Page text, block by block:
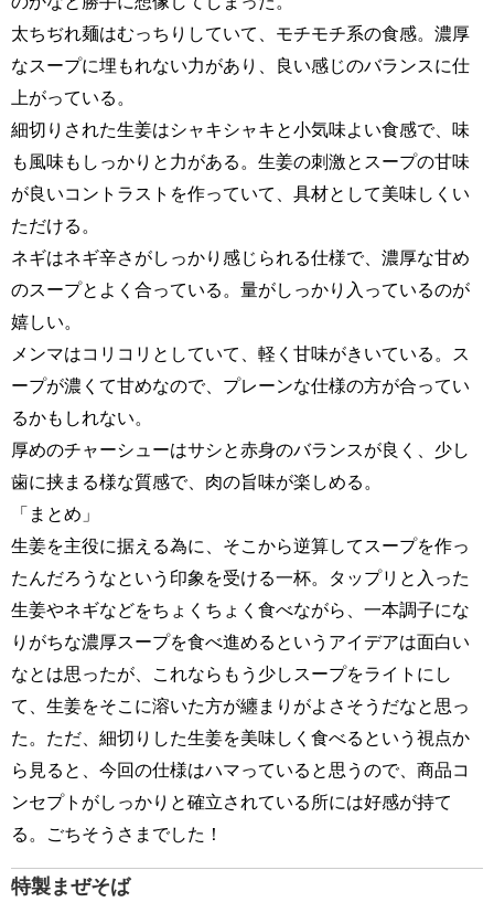
太ちぢれ麺はむっちりしていて、モチモチ系の食感。濃厚
なスープに埋もれない力があり、良い感じのバランスに仕
上がっている。
細切りされた生姜はシャキシャキと小気味よい食感で、味
も風味もしっかりと力がある。生姜の刺激とスープの甘味
が良いコントラストを作っていて、具材として美味しくい
ただける。
ネギはネギ辛さがしっかり感じられる仕様で、濃厚な甘め
のスープとよく合っている。量がしっかり入っているのが
嬉しい。
メンマはコリコリとしていて、軽く甘味がきいている。ス
ープが濃くて甘めなので、プレーンな仕様の方が合ってい
るかもしれない。
厚めのチャーシューはサシと赤身のバランスが良く、少し
歯に挟まる様な質感で、肉の旨味が楽しめる。
「まとめ」
生姜を主役に据える為に、そこから逆算してスープを作っ
たんだろうなという印象を受ける一杯。タップリと入った
生姜やネギなどをちょくちょく食べながら、一本調子にな
りがちな濃厚スープを食べ進めるというアイデアは面白い
なとは思ったが、これならもう少しスープをライトにし
て、生姜をそこに溶いた方が纏まりがよさそうだなと思っ
た。ただ、細切りした生姜を美味しく食べるという視点か
ら見ると、今回の仕様はハマっていると思うので、商品コ
ンセプトがしっかりと確立されている所には好感が持て
る。ごちそうさまでした！
特製まぜそば